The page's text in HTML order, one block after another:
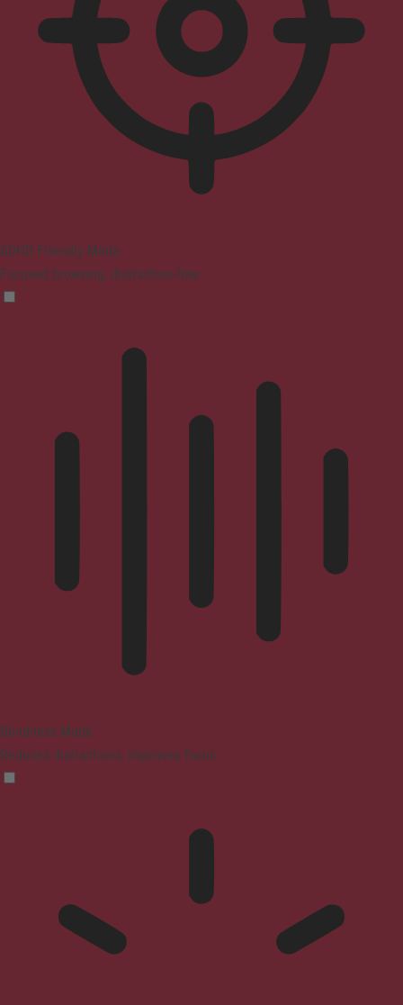
ADHD Friendly Mode
Focused browsing, distraction-free
Blindness Mode
Reduces distractions, improves focus